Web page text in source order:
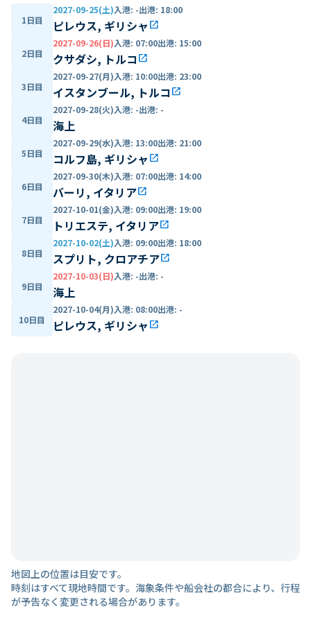
1日目
2027-09-25(土)入港: -出港: 18:00
ピレウス, ギリシャ open_in_new
2日目
2027-09-26(日)入港: 07:00出港: 15:00
クサダシ, トルコ open_in_new
3日目
2027-09-27(月)入港: 10:00出港: 23:00
イスタンブール, トルコ open_in_new
4日目
2027-09-28(火)入港: -出港: -
海上
5日目
2027-09-29(水)入港: 13:00出港: 21:00
コルフ島, ギリシャ open_in_new
6日目
2027-09-30(木)入港: 07:00出港: 14:00
バーリ, イタリアopen_in_new
7日目
2027-10-01(金)入港: 09:00出港: 19:00
トリエステ, イタリアopen_in_new
8日目
2027-10-02(土)入港: 09:00出港: 18:00
スプリト, クロアチアopen_in_new
9日目
2027-10-03(日)入港: -出港: -
海上
10日目
2027-10-04(月)入港: 08:00出港: -
ピレウス, ギリシャ open_in_new
地図上の位置は目安です。
時刻はすべて現地時間です。海象条件や船会社の都合により、行程
が予告なく変更される場合があります。